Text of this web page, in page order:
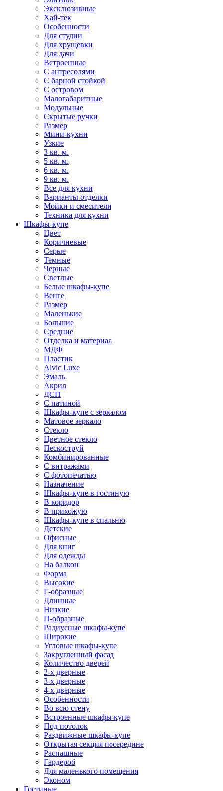
Эксклюзивные
Хай-тек
Особенности
Для студии
Для хрущевки
Для дачи
Встроенные
С антресолями
С барной стойкой
С островом
Малогабаритные
Модульные
Скрытые ручки
Размер
Мини-кухни
Узкие
3 кв. м.
5 кв. м.
6 кв. м.
9 кв. м.
Все для кухни
Варианты отделки
Мойки и смесители
Техника для кухни
Шкафы-купе
Цвет
Коричневые
Серые
Темные
Черные
Светлые
Белые шкафы-купе
Венге
Размер
Маленькие
Большие
Средние
Отделка и материал
МДФ
Пластик
Alvic Luxe
Эмаль
Акрил
ДСП
С патиной
Шкафы-купе с зеркалом
Матовое зеркало
Стекло
Цветное стекло
Пескоструй
Комбинированные
С витражами
С фотопечатью
Назначение
Шкафы-купе в гостиную
В коридор
В прихожую
Шкафы-купе в спальню
Детские
Офисные
Для книг
Для одежды
На балкон
Форма
Высокие
Г-образные
Длинные
Низкие
П-образные
Радиусные шкафы-купе
Широкие
Угловые шкафы-купе
Закругленный фасад
Количество дверей
2-х дверные
3-х дверные
4-х дверные
Особенности
Во всю стену
Встроенные шкафы-купе
Под потолок
Раздвижные шкафы-купе
Открытая секция посередине
Распашные
Гардероб
Для маленького помещения
Эконом
Гостиные